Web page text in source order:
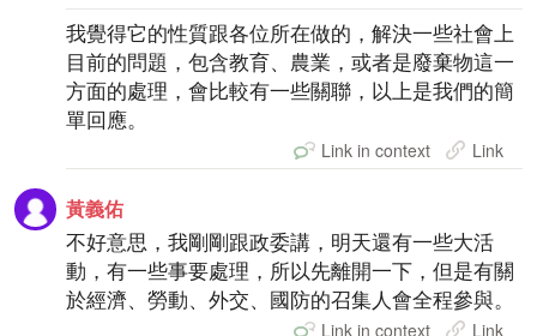
我覺得它的性質跟各位所在做的，解決一些社會上
目前的問題，包含教育、農業，或者是廢棄物這一
方面的處理，會比較有一些關聯，以上是我們的簡
單回應。
Link in context Link
黃義佑
不好意思，我剛剛跟政委講，明天還有一些大活
動，有一些事要處理，所以先離開一下，但是有關
於經濟、勞動、外交、國防的召集人會全程參與。
Link in context Link